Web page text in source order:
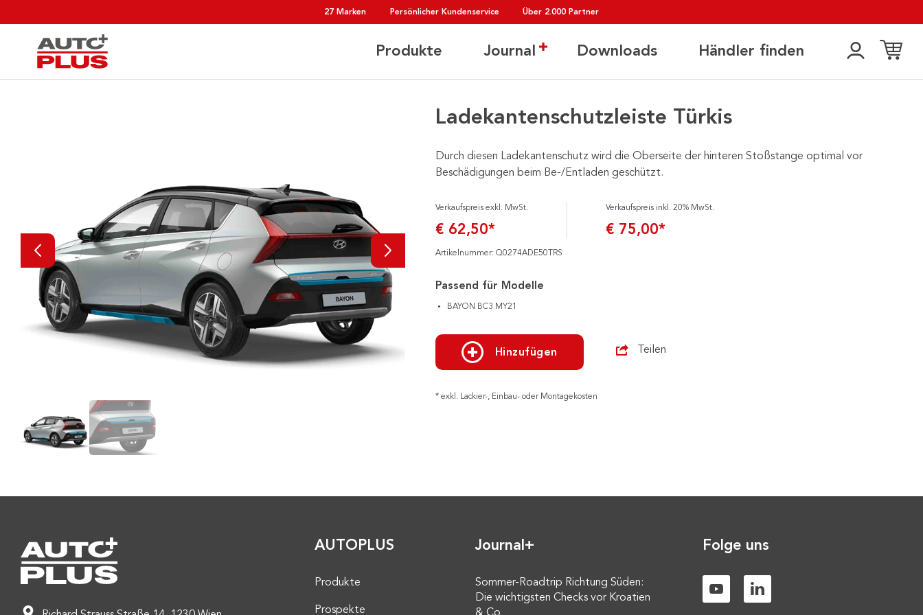
27 Marken Persönlicher Kundenservice Über 2.000 Partner
Produkte Journal Downloads Händler finden
Ladekantenschutzleiste Türkis
Durch diesen Ladekantenschutz wird die Oberseite der hinteren Stoßstange optimal vor
Beschädigungen beim Be-/Entladen geschützt.
Verkaufspreis exkl. MwSt.
€ 62,50*
Verkaufspreis inkl. 20% MwSt.
€ 75,00*
Artikelnummer: Q0274ADE50TRS
Passend für Modelle
BAYON BC3 MY21
Hinzufügen Teilen
* exkl. Lackier-, Einbau- oder Montagekosten
AUTOPLUS
Produkte
Prospekte
Journal+
Sommer-Roadtrip Richtung Süden:
Die wichtigsten Checks vor Kroatien
Folge uns